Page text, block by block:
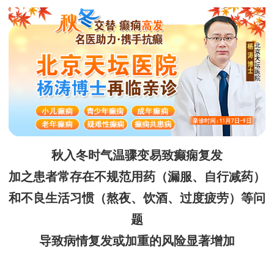
秋入冬时气温骤变易致癫痫复发
加之患者常存在不规范用药（漏服、自行减药）
和不良生活习惯（熬夜、饮酒、过度疲劳）等问
题
导致病情复发或加重的风险显著增加